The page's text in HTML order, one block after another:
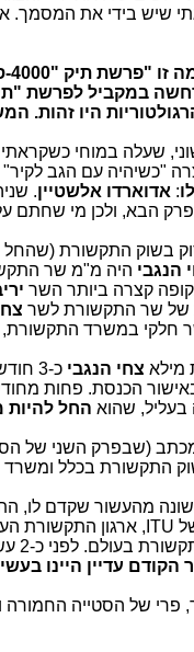
שיש בידי את המסמך.
תיק "4000-ס"?
היו זהות.
שעלה במוחי
"כשיהיה עם הגב
: אדוארדו אלשטיין.
הבא, ולכן מי שחתם על
בשוק התקשורת (שהחל
הנגבי היה מ"מ שר
קצרה ביותר השר
של שר התקשורת לשר
חלקי במשרד התקשורת,
מילא צחי הנגבי כ-3 חודשים ו
הכנסת. פחות
שהוא החל להיות
(שבפרק השני של
התקשורת בכלל
מהעשור שקדם לו,
בעולם. לפני כ-2 עשורים,
עדיין היינו
פרי של הסטייה